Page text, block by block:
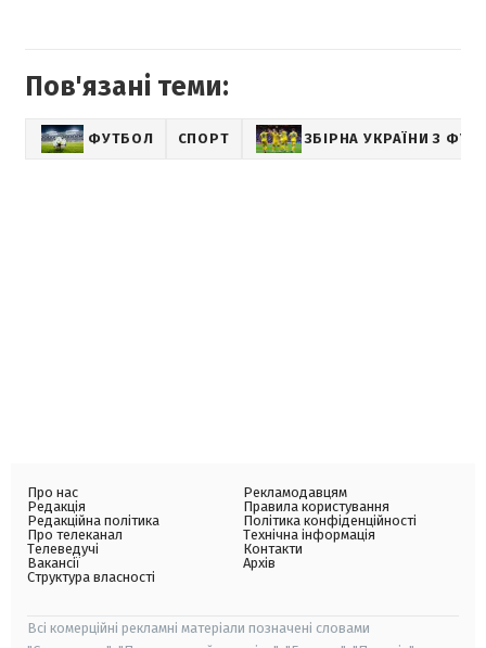
Пов'язані теми:
ФУТБОЛ СПОРТ ЗБІРНА УКРАЇНИ З
Про нас
Редакція
Редакційна політика
Про телеканал
Телеведучі
Вакансії
Структура власності
Рекламодавцям
Правила користування
Політика конфіденційності
Технічна інформація
Контакти
Архів
Всі комерційні рекламні матеріали позначені словами